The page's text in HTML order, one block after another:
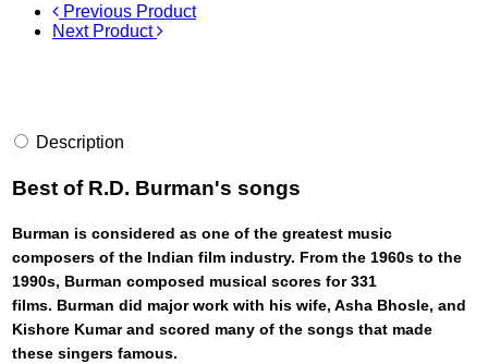
Previous Product
Next Product
Description
Best of R.D. Burman's songs
Burman is considered as one of the greatest music
composers of the Indian film industry. From the 1960s to the
1990s, Burman composed musical scores for 331
films. Burman did major work with his wife, Asha Bhosle, and
Kishore Kumar and scored many of the songs that made
these singers famous.